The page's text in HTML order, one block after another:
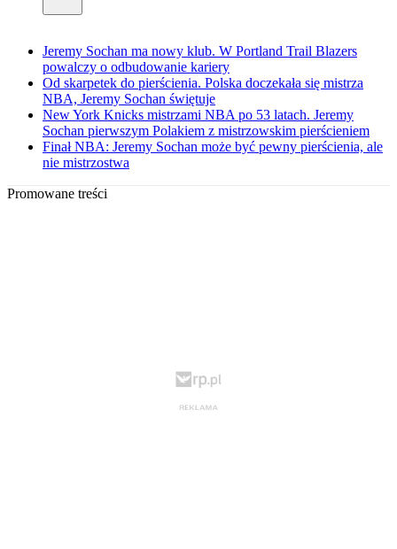
Jeremy Sochan ma nowy klub. W Portland Trail Blazers
powalczy o odbudowanie kariery
Od skarpetek do pierścienia. Polska doczekała się mistrza
NBA, Jeremy Sochan świętuje
New York Knicks mistrzami NBA po 53 latach. Jeremy
Sochan pierwszym Polakiem z mistrzowskim pierścieniem
Finał NBA: Jeremy Sochan może być pewny pierścienia, ale
nie mistrzostwa
Promowane treści